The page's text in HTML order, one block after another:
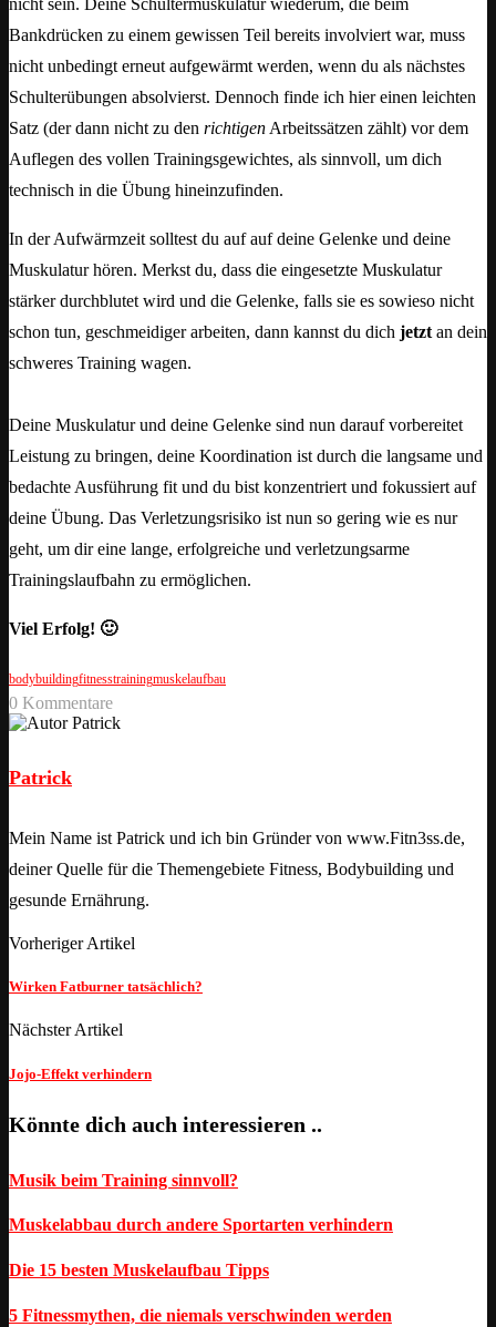
nicht sein. Deine Schultermuskulatur wiederum, die beim
Bankdrücken zu einem gewissen Teil bereits involviert war, muss
nicht unbedingt erneut aufgewärmt werden, wenn du als nächstes
Schulterübungen absolvierst. Dennoch finde ich hier einen leichten
Satz (der dann nicht zu den richtigen Arbeitssätzen zählt) vor dem
Auflegen des vollen Trainingsgewichtes, als sinnvoll, um dich
technisch in die Übung hineinzufinden.
In der Aufwärmzeit solltest du auf auf deine Gelenke und deine
Muskulatur hören. Merkst du, dass die eingesetzte Muskulatur
stärker durchblutet wird und die Gelenke, falls sie es sowieso nicht
schon tun, geschmeidiger arbeiten, dann kannst du dich jetzt an dein
schweres Training wagen.
Deine Muskulatur und deine Gelenke sind nun darauf vorbereitet
Leistung zu bringen, deine Koordination ist durch die langsame und
bedachte Ausführung fit und du bist konzentriert und fokussiert auf
deine Übung. Das Verletzungsrisiko ist nun so gering wie es nur
geht, um dir eine lange, erfolgreiche und verletzungsarme
Trainingslaufbahn zu ermöglichen.
Viel Erfolg! 🙂
bodybuildingfitnesstrainingmuskelaufbau
0 Kommentare
Patrick
Mein Name ist Patrick und ich bin Gründer von www.Fitn3ss.de,
deiner Quelle für die Themengebiete Fitness, Bodybuilding und
gesunde Ernährung.
Vorheriger Artikel
Wirken Fatburner tatsächlich?
Nächster Artikel
Jojo-Effekt verhindern
Könnte dich auch interessieren ..
Musik beim Training sinnvoll?
Muskelabbau durch andere Sportarten verhindern
Die 15 besten Muskelaufbau Tipps
5 Fitnessmythen, die niemals verschwinden werden